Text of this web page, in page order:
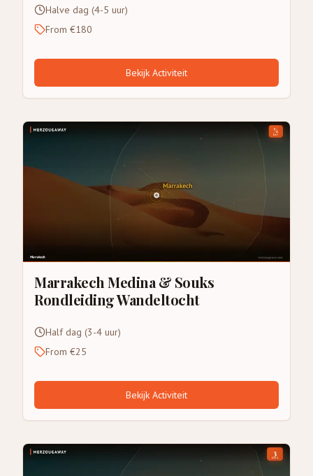
Halve dag (4-5 uur)
From €180
Bekijk Activiteit
Marrakech Medina & Souks
Rondleiding Wandeltocht
Half dag (3-4 uur)
From €25
Bekijk Activiteit